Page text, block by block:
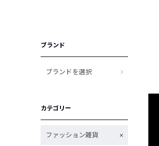
ブランド
ブランドを選択
カテゴリー
ファッション雑貨